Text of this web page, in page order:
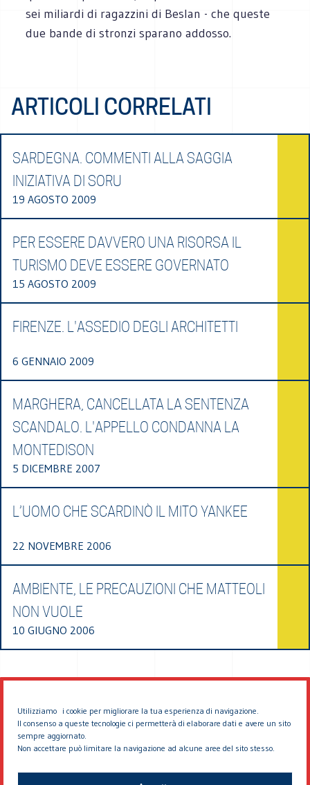
Utilizziamo i cookie per migliorare la tua esperienza di navigazione.
Il consenso a queste tecnologie ci permetterà di elaborare dati e avere un sito
sempre aggiornato.
Non accettare può limitare la navigazione ad alcune aree del sito stesso.
sei miliardi di ragazzini di Beslan - che queste
due bande di stronzi sparano addosso.
ARTICOLI CORRELATI
SARDEGNA. COMMENTI ALLA SAGGIA
INIZIATIVA DI SORU
19 AGOSTO 2009
PER ESSERE DAVVERO UNA RISORSA IL
TURISMO DEVE ESSERE GOVERNATO
15 AGOSTO 2009
FIRENZE. L'ASSEDIO DEGLI ARCHITETTI
6 GENNAIO 2009
MARGHERA, CANCELLATA LA SENTENZA
SCANDALO. L'APPELLO CONDANNA LA
MONTEDISON
5 DICEMBRE 2007
L’UOMO CHE SCARDINÒ IL MITO YANKEE
22 NOVEMBRE 2006
AMBIENTE, LE PRECAUZIONI CHE MATTEOLI
NON VUOLE
10 GIUGNO 2006
© 2026 EDDYBURG